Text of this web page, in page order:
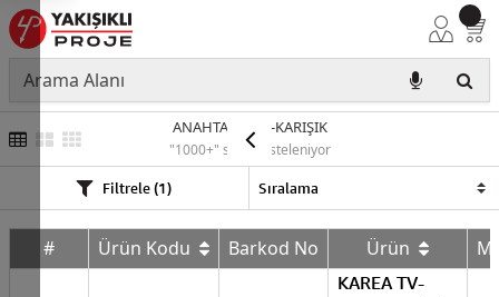
ANAHTAR PRİZ-KARIŞIK
"1000+" sonuç listeleniyor
Filtrele (1)
# Ürün Kodu Barkod No Ürün
KAREA TV-